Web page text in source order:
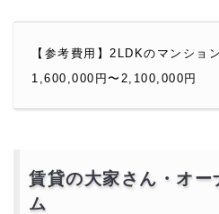
【参考費用】2LDKのマンショ
1,600,000円〜2,100,000円
賃貸の大家さん・オー
ム